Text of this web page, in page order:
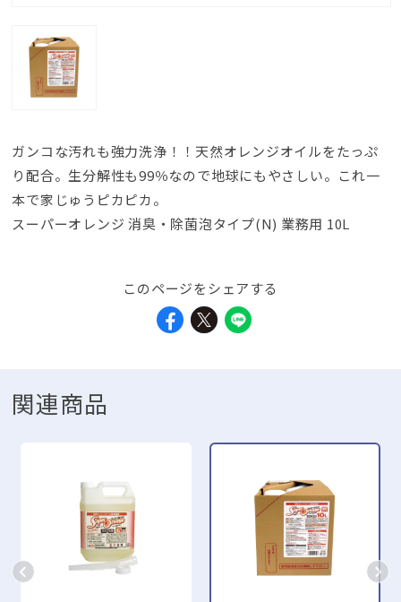
ガンコな汚れも強力洗浄！！天然オレンジオイルをたっぷ
り配合。生分解性も99％なので地球にもやさしい。これ一
本で家じゅうピカピカ。
スーパーオレンジ 消臭・除菌泡タイプ(N) 業務用 10L
このページをシェアする
関連商品